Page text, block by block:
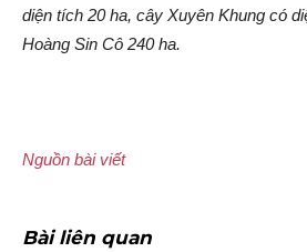
diện tích 20 ha, cây Xuyên Khung có
Hoàng Sin Cô 240 ha.
Nguồn bài viết
Bài liên quan